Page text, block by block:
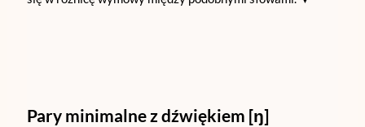
Pary minimalne z dźwiękiem [ŋ]